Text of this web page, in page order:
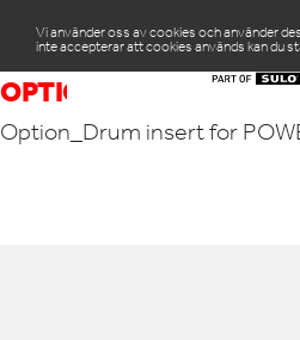
Vi använder oss av cookies och använder
inte accepterar att cookies används kan du
OPTION_DRUM INSERT
Option_Drum insert for